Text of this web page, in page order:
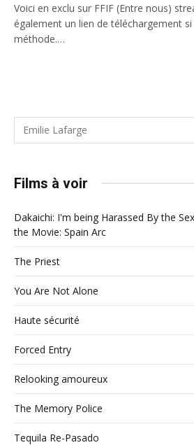
Voici en exclu sur FFIF (Entre nous)
également un lien de téléchargement
méthode.…
Films à voir
Dakaichi: I'm being Harassed By the
the Movie: Spain Arc
The Priest
You Are Not Alone
Haute sécurité
Forced Entry
Relooking amoureux
The Memory Police
Tequila Re-Pasado